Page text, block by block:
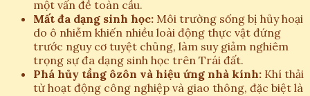
một vấn đề toàn cầu.
Mất đa dạng sinh học: Môi trường sống bị hủy hoại
do ô nhiễm khiến nhiều loài động thực vật đứng
trước nguy cơ tuyệt chủng, làm suy giảm nghiêm
trọng sự đa dạng sinh học trên Trái đất.
Phá hủy tầng ôzôn và hiệu ứng nhà kính: Khí thải
từ hoạt động công nghiệp và giao thông, đặc biệt là